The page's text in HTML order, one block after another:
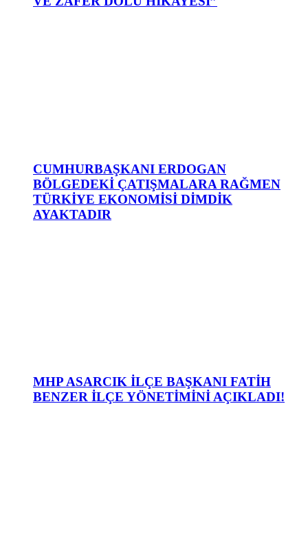
CUMHURBAŞKANI ERDOGAN
BÖLGEDEKİ ÇATIŞMALARA RAĞMEN
TÜRKİYE EKONOMİSİ DİMDİK
AYAKTADIR
MHP ASARCIK İLÇE BAŞKANI FATİH
BENZER İLÇE YÖNETİMİNİ AÇIKLADI!